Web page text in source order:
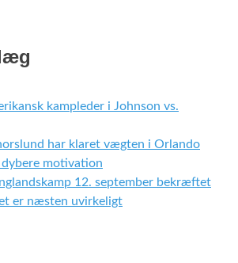
kampleder i Johnson vs.
har klaret vægten i Orlando
motivation
12. september bekræftet
er næsten uvirkeligt